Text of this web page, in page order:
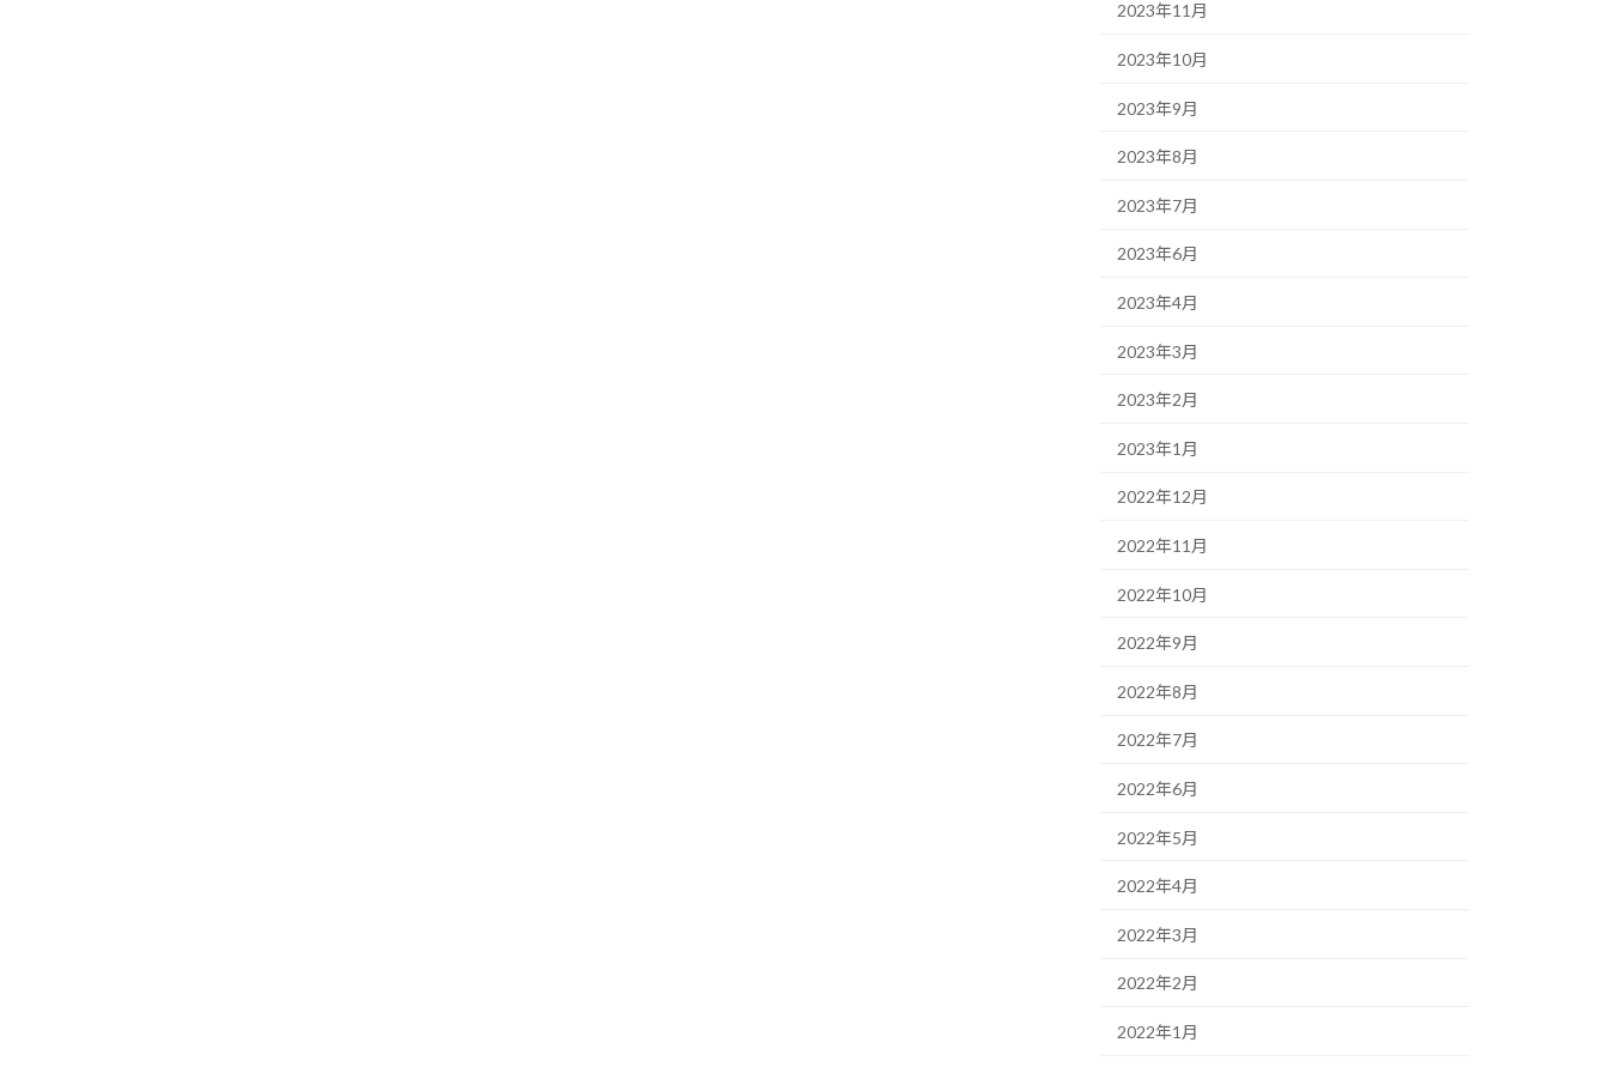
2023年11月
2023年10月
2023年9月
2023年8月
2023年7月
2023年6月
2023年4月
2023年3月
2023年2月
2023年1月
2022年12月
2022年11月
2022年10月
2022年9月
2022年8月
2022年7月
2022年6月
2022年5月
2022年4月
2022年3月
2022年2月
2022年1月